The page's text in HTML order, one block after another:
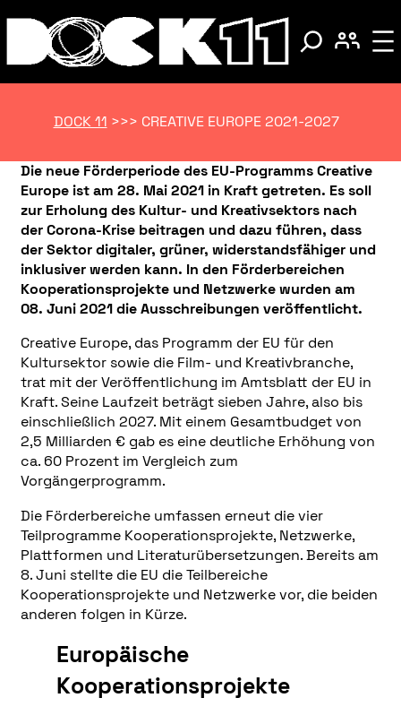
DOCK 11 >>> CREATIVE EUROPE 2021-2027
Die neue Förderperiode des EU-Programms Creative
Europe ist am 28. Mai 2021 in Kraft getreten. Es soll
zur Erholung des Kultur- und Kreativsektors nach
der Corona-Krise beitragen und dazu führen, dass
der Sektor digitaler, grüner, widerstandsfähiger und
inklusiver werden kann. In den Förderbereichen
Kooperationsprojekte und Netzwerke wurden am
08. Juni 2021 die Ausschreibungen veröffentlicht.
Creative Europe, das Programm der EU für den
Kultursektor sowie die Film- und Kreativbranche,
trat mit der Veröffentlichung im Amtsblatt der EU in
Kraft. Seine Laufzeit beträgt sieben Jahre, also bis
einschließlich 2027. Mit einem Gesamtbudget von
2,5 Milliarden € gab es eine deutliche Erhöhung von
ca. 60 Prozent im Vergleich zum
Vorgängerprogramm.
Die Förderbereiche umfassen erneut die vier
Teilprogramme Kooperationsprojekte, Netzwerke,
Plattformen und Literaturübersetzungen. Bereits am
8. Juni stellte die EU die Teilbereiche
Kooperationsprojekte und Netzwerke vor, die beiden
anderen folgen in Kürze.
Europäische
Kooperationsprojekte